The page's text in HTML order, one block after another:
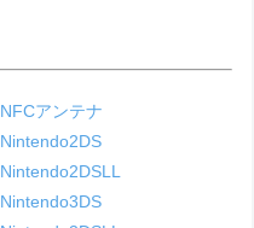
NFCアンテナ
Nintendo2DS
Nintendo2DSLL
Nintendo3DS